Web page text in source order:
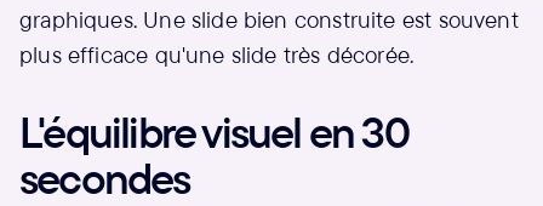
graphiques. Une slide bien construite est souvent
plus efficace qu'une slide très décorée.
L'équilibre visuel en 30
secondes